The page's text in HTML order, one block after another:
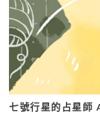
七號行星的占星